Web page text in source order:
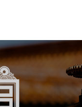
物院